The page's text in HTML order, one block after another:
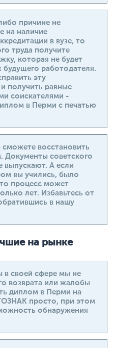
причине не
на наличие
в вузе, то
труда получите
которая не будет
будущего работодателя.
эту
получить равные
соискателями -
в Перми с печатью
восстановить
Документы советского
выпускают. А если
вы учились, было
процесс может
лет. Избавьтесь от
в нашу
на рынке
в своей сфере мы не
возврата или жалобы
диплом в Перми на
просто, при этом
обнаружения